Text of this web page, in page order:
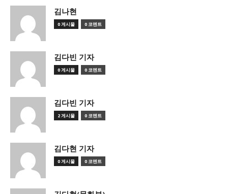
김나현
0 게시물 0 코멘트
김다빈 기자
0 게시물 0 코멘트
김다빈 기자
2 게시물 0 코멘트
김다현 기자
0 게시물 0 코멘트